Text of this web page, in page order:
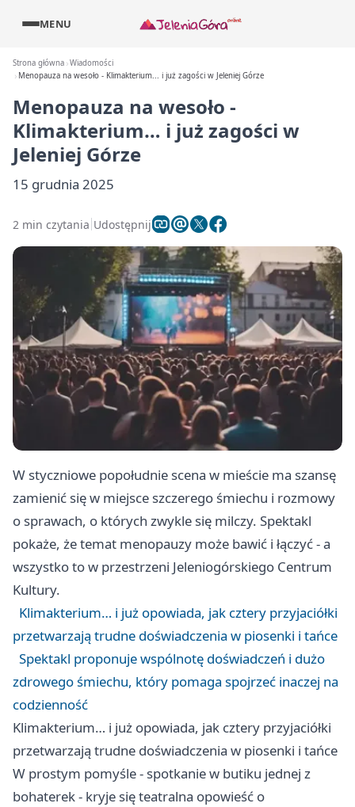
MENU
Strona główna Wiadomości
Menopauza na wesoło - Klimakterium... i już zagości w Jeleniej Górze
Menopauza na wesoło -
Klimakterium… i już zagości w
Jeleniej Górze
15 grudnia 2025
2 min czytania Udostępnij
W styczniowe popołudnie scena w mieście ma szansę
zamienić się w miejsce szczerego śmiechu i rozmowy
o sprawach, o których zwykle się milczy. Spektakl
pokaże, że temat menopauzy może bawić i łączyć - a
wszystko to w przestrzeni Jeleniogórskiego Centrum
Kultury.
Klimakterium… i już opowiada, jak cztery przyjaciółki
przetwarzają trudne doświadczenia w piosenki i tańce
Spektakl proponuje wspólnotę doświadczeń i dużo
zdrowego śmiechu, który pomaga spojrzeć inaczej na
codzienność
Klimakterium… i już opowiada, jak cztery przyjaciółki
przetwarzają trudne doświadczenia w piosenki i tańce
W prostym pomyśle - spotkanie w butiku jednej z
bohaterek - kryje się teatralna opowieść o